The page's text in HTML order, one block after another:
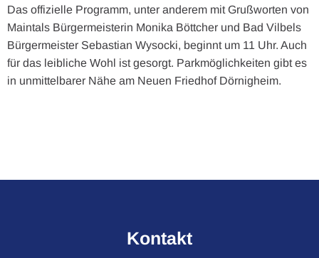
Das offizielle Programm, unter anderem mit Grußworten von
Maintals Bürgermeisterin Monika Böttcher und Bad Vilbels
Bürgermeister Sebastian Wysocki, beginnt um 11 Uhr. Auch
für das leibliche Wohl ist gesorgt. Parkmöglichkeiten gibt es
in unmittelbarer Nähe am Neuen Friedhof Dörnigheim.
Kontakt